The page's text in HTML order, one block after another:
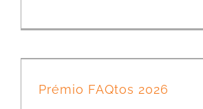
Prémio FAQtos 2026